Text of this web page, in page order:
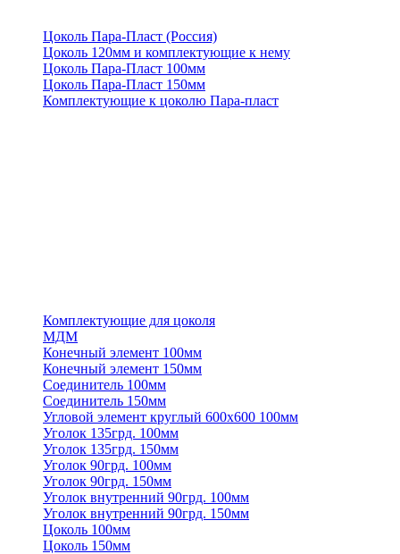
Цоколь Пара-Пласт (Россия)
Цоколь 120мм и комплектующие к нему
Цоколь Пара-Пласт 100мм
Цоколь Пара-Пласт 150мм
Комплектующие к цоколю Пара-пласт
Комплектующие для цоколя
МДМ
Конечный элемент 100мм
Конечный элемент 150мм
Соединитель 100мм
Соединитель 150мм
Угловой элемент круглый 600х600 100мм
Уголок 135грд. 100мм
Уголок 135грд. 150мм
Уголок 90грд. 100мм
Уголок 90грд. 150мм
Уголок внутренний 90грд. 100мм
Уголок внутренний 90грд. 150мм
Цоколь 100мм
Цоколь 150мм